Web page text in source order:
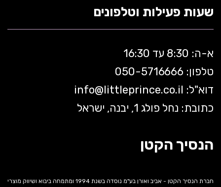
שעות פעילות וטלפונים
א-ה: 8:30 עד 16:30
טלפון: 050-5 716666
דוא"ל:
info@littleprince.co.il
כתובת: נחל פולג 1, יבנה, ישראל
הנסיך הקטן
חברת הנסיך הקטן - אביב ואורן בע"מ נוסדה בשנת 1994 ומתמחה ביבוא ושיווק מוצרי